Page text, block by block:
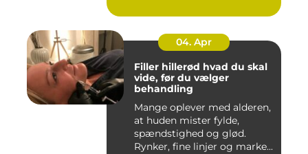
04. Apr
Filler hillerød hvad du skal
vide, før du vælger
behandling
Mange oplever med alderen,
at huden mister fylde,
spændstighed og glød.
Rynker, fine linjer og marke...